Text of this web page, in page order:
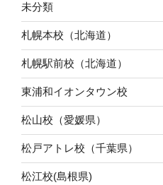
未分類
札幌本校（北海道）
札幌駅前校（北海道）
東浦和イオンタウン校
松山校（愛媛県）
松戸アトレ校（千葉県）
松江校(島根県)